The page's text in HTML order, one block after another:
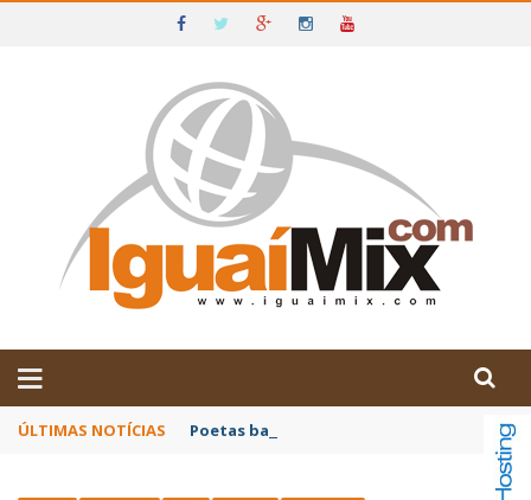
IGUAÍ E SUDOESTE DA BAHIA
ÚLTIMAS NOTÍCIAS Poetas baianos representam o Brasil no